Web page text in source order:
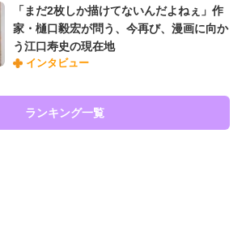
「まだ2枚しか描けてないんだよねぇ」作
家・樋口毅宏が問う、今再び、漫画に向か
う江口寿史の現在地
インタビュー
ランキング一覧